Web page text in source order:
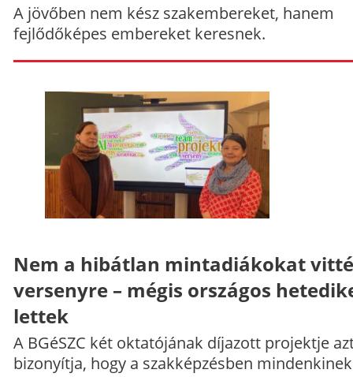
A jövőben nem kész szakembereket, hanem
fejlődőképes embereket keresnek.
Nem a hibátlan mintadiákokat
versenyre – mégis országos
lettek
A BGéSZC két oktatójának díjazott projektje
bizonyítja, hogy a szakképzésben